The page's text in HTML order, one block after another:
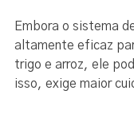
Embora o sistema
altamente eficaz
trigo e arroz, ele
isso, exige maior